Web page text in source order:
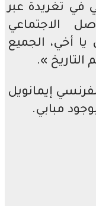
في تغريدة عبر
الاجتماعي
أخي، الجميع
».
إيمانويل
مبابي.